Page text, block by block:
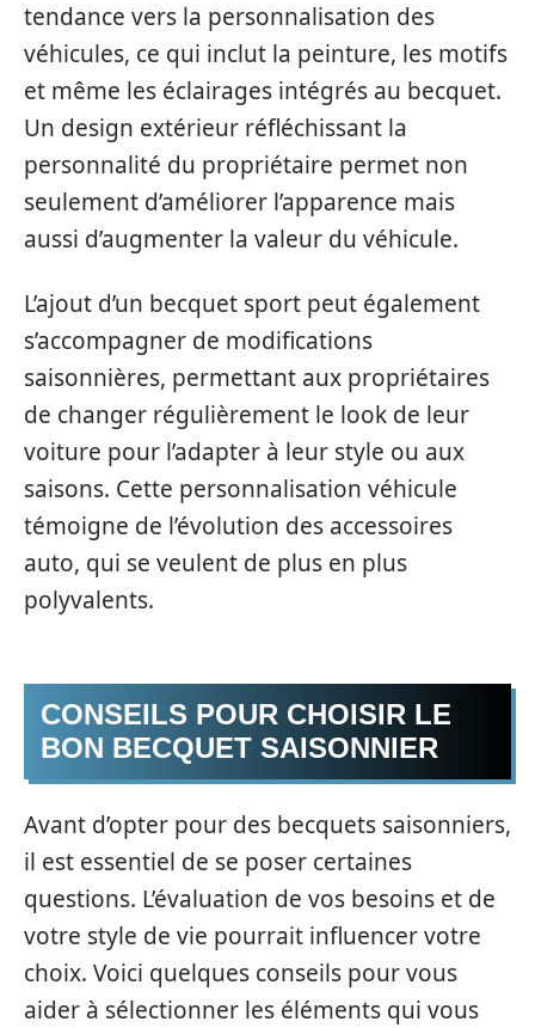
tendance vers la personnalisation des
véhicules, ce qui inclut la peinture, les motifs
et même les éclairages intégrés au becquet.
Un design extérieur réfléchissant la
personnalité du propriétaire permet non
seulement d’améliorer l’apparence mais
aussi d’augmenter la valeur du véhicule.
L’ajout d’un becquet sport peut également
s’accompagner de modifications
saisonnières, permettant aux propriétaires
de changer régulièrement le look de leur
voiture pour l’adapter à leur style ou aux
saisons. Cette personnalisation véhicule
témoigne de l’évolution des accessoires
auto, qui se veulent de plus en plus
polyvalents.
CONSEILS POUR CHOISIR LE
BON BECQUET SAISONNIER
Avant d’opter pour des becquets saisonniers,
il est essentiel de se poser certaines
questions. L’évaluation de vos besoins et de
votre style de vie pourrait influencer votre
choix. Voici quelques conseils pour vous
aider à sélectionner les éléments qui vous